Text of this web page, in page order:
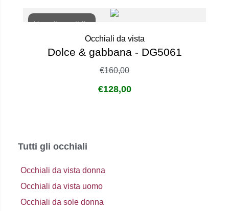
Non disponibile
Occhiali da vista
Dolce & gabbana - DG5061
€160,00
€128,00
Tutti gli occhiali
Occhiali da vista donna
Occhiali da vista uomo
Occhiali da sole donna